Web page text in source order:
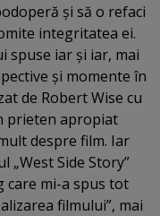
şi să o refaci
integritatea ei.
spuse iar şi iar, mai
şi momente în
de Robert Wise cu
prieten apropiat
despre film. Iar
„West Side Story”
care mi-a spus tot
filmului”, mai